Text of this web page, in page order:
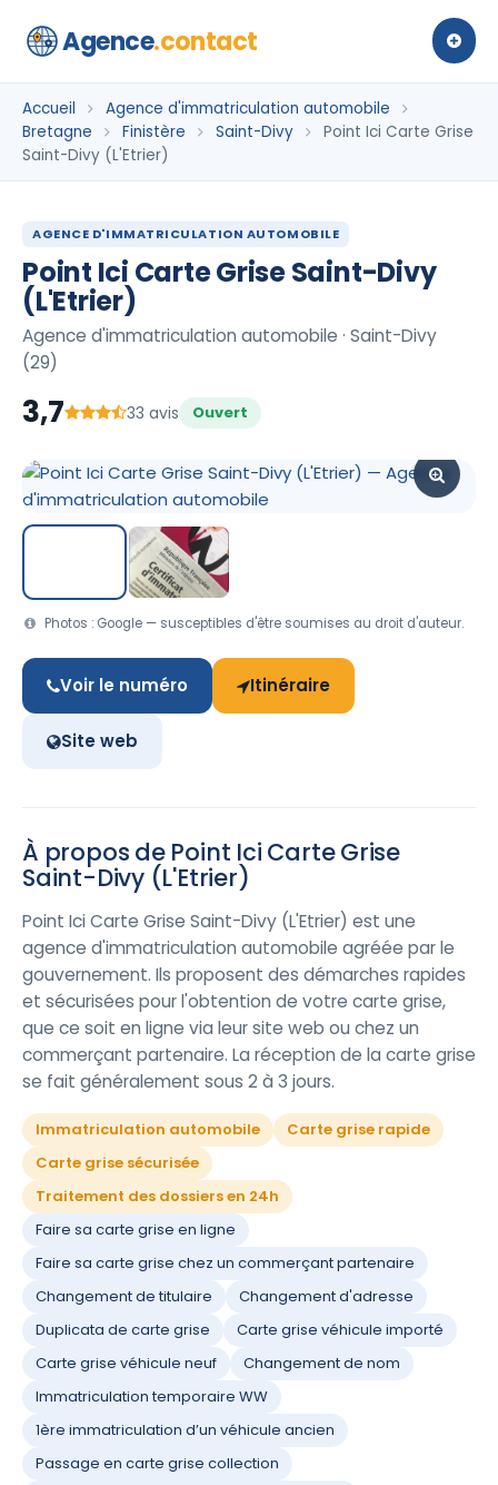
Agence.contact
Accueil
Agence d'immatriculation automobile
Bretagne
Finistère Saint-Divy
Point Ici Carte Grise
Saint-Divy (L'Etrier)
AGENCE D'IMMATRICULATION AUTOMOBILE
Point Ici Carte Grise Saint-Divy
(L'Etrier)
Agence d'immatriculation automobile · Saint-Divy
(29)
3,7 33 avis Ouvert
Photos : Google — susceptibles d'être soumises au droit d'auteur.
Voir le numéro Itinéraire
Site web
À propos de Point Ici Carte Grise
Saint-Divy (L'Etrier)
Point Ici Carte Grise Saint-Divy (L'Etrier) est une
agence d'immatriculation automobile agréée par le
gouvernement. Ils proposent des démarches rapides
et sécurisées pour l'obtention de votre carte grise,
que ce soit en ligne via leur site web ou chez un
commerçant partenaire. La réception de la carte grise
se fait généralement sous 2 à 3 jours.
Immatriculation automobile
Carte grise rapide
Carte grise sécurisée
Traitement des dossiers en 24h
Faire sa carte grise en ligne
Faire sa carte grise chez un commerçant partenaire
Changement de titulaire
Changement d'adresse
Duplicata de carte grise
Carte grise véhicule importé
Carte grise véhicule neuf
Changement de nom
Immatriculation temporaire WW
1ère immatriculation d’un véhicule ancien
Passage en carte grise collection